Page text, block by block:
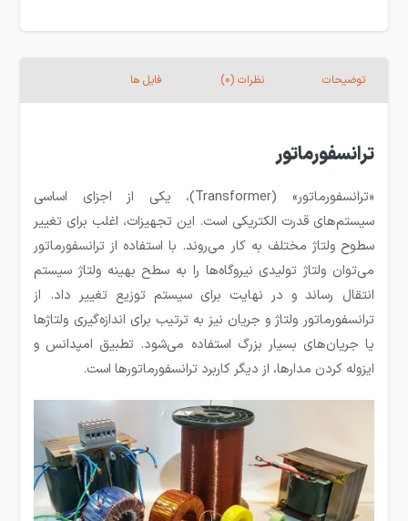
توضیحات نظرات (0) فایل ها
ترانسفورماتور
«ترانسفورماتور» (Transformer)، یکی از اجزای اساسی
سیستم‌های قدرت الکتریکی است. این تجهیزات، اغلب برای تغییر
سطوح ولتاژ مختلف به کار می‌روند. با استفاده از ترانسفورماتور
می‌توان ولتاژ تولیدی نیروگاه‌ها را به سطح بهینه ولتاژ سیستم
انتقال رساند و در نهایت برای سیستم توزیع تغییر داد. از
ترانسفورماتور ولتاژ و جریان نیز به ترتیب برای اندازه‌گیری ولتاژها
یا جریان‌های بسیار بزرگ استفاده می‌شود. تطبیق امپدانس و
ایزوله کردن مدارها، از دیگر کاربرد ترانسفورماتورها است.